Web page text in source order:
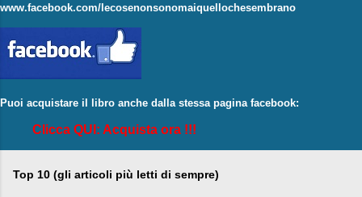
www.facebook.com/lecosenonsonomaiquellochesembrano
Puoi acquistare il libro anche dalla stessa pagina facebook:
Clicca QUI: Acquista ora !!!
Top 10 (gli articoli più letti di sempre)